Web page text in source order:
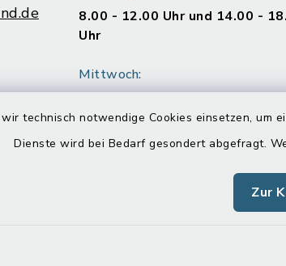
technisch notwendige Cookies einsetzen,
Dienste wird bei Bedarf gesondert abgefragt.
Zur
8.00 - 12.00 Uhr und 14.00 -
Uhr
Mittwoch:
Donnerstag:
Freitag: